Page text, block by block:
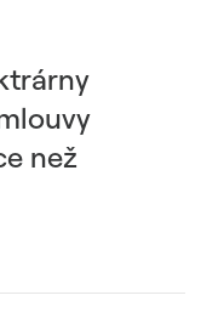
než